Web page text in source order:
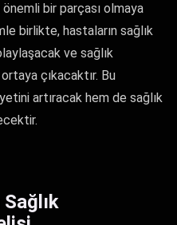
bir parçası olmaya
birlikte, hastaların sağlık
ve sağlık
çıkacaktır. Bu
artıracak hem de sağlık